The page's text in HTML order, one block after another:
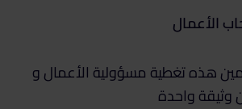
الأعمال
هذه تغطية مسؤولية الأعمال و
وثيقة واحدة